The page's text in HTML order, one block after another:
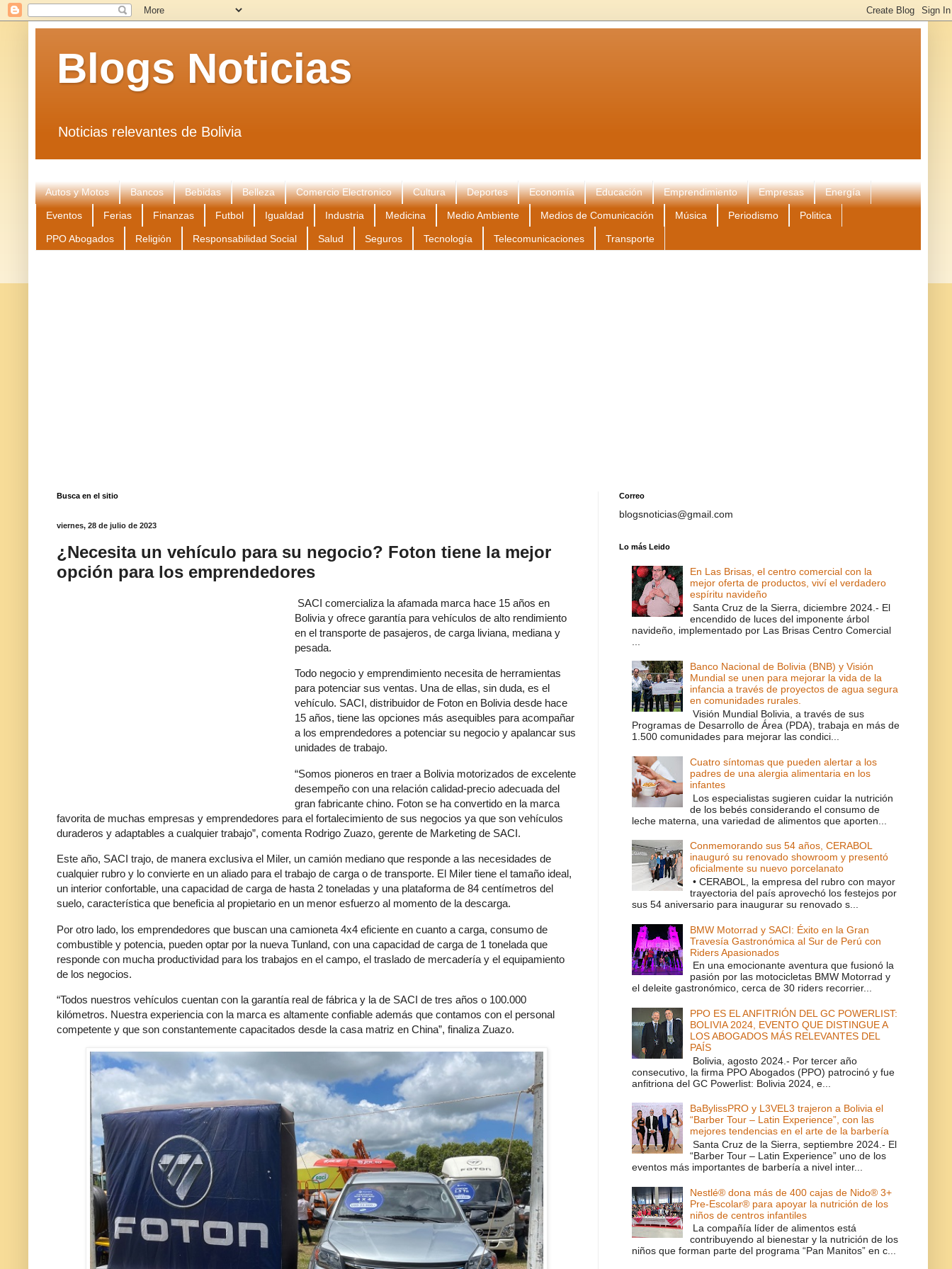
Blogs Noticias
Noticias relevantes de Bolivia
Autos y Motos Bancos Bebidas Belleza Comercio Electronico Cultura Deportes Economía Educación Emprendimiento Empresas Energía
Eventos Ferias Finanzas Futbol Igualdad Industria Medicina Medio Ambiente Medios de Comunicación Música Periodismo Politica
PPO Abogados Religión Responsabilidad Social Salud Seguros Tecnología Telecomunicaciones Transporte
Busca en el sitio
viernes, 28 de julio de 2023
¿Necesita un vehículo para su negocio? Foton tiene la mejor
opción para los emprendedores
SACI comercializa la afamada marca hace 15 años en
Bolivia y ofrece garantía para vehículos de alto rendimiento
en el transporte de pasajeros, de carga liviana, mediana y
pesada.
Todo negocio y emprendimiento necesita de herramientas
para potenciar sus ventas. Una de ellas, sin duda, es el
vehículo. SACI, distribuidor de Foton en Bolivia desde hace
15 años, tiene las opciones más asequibles para acompañar
a los emprendedores a potenciar su negocio y apalancar sus
unidades de trabajo.
“Somos pioneros en traer a Bolivia motorizados de excelente
desempeño con una relación calidad-precio adecuada del
gran fabricante chino. Foton se ha convertido en la marca
favorita de muchas empresas y emprendedores para el fortalecimiento de sus negocios ya que son vehículos
duraderos y adaptables a cualquier trabajo”, comenta Rodrigo Zuazo, gerente de Marketing de SACI.
Este año, SACI trajo, de manera exclusiva el Miler, un camión mediano que responde a las necesidades de
cualquier rubro y lo convierte en un aliado para el trabajo de carga o de transporte. El Miler tiene el tamaño ideal,
un interior confortable, una capacidad de carga de hasta 2 toneladas y una plataforma de 84 centímetros del
suelo, característica que beneficia al propietario en un menor esfuerzo al momento de la descarga.
Por otro lado, los emprendedores que buscan una camioneta 4x4 eficiente en cuanto a carga, consumo de
combustible y potencia, pueden optar por la nueva Tunland, con una capacidad de carga de 1 tonelada que
responde con mucha productividad para los trabajos en el campo, el traslado de mercadería y el equipamiento
de los negocios.
“Todos nuestros vehículos cuentan con la garantía real de fábrica y la de SACI de tres años o 100.000
kilómetros. Nuestra experiencia con la marca es altamente confiable además que contamos con el personal
competente y que son constantemente capacitados desde la casa matriz en China”, finaliza Zuazo.
Correo
blogsnoticias@gmail.com
Lo más Leido
En Las Brisas, el centro comercial con la
mejor oferta de productos, viví el verdadero
espíritu navideño
Santa Cruz de la Sierra, diciembre 2024.- El
encendido de luces del imponente árbol
navideño, implementado por Las Brisas Centro Comercial
Banco Nacional de Bolivia (BNB) y Visión
Mundial se unen para mejorar la vida de la
infancia a través de proyectos de agua segura
en comunidades rurales.
Visión Mundial Bolivia, a través de sus
Programas de Desarrollo de Área (PDA), trabaja en más de
1.500 comunidades para mejorar las condici...
Cuatro síntomas que pueden alertar a los
padres de una alergia alimentaria en los
infantes
Los especialistas sugieren cuidar la nutrición
de los bebés considerando el consumo de
leche materna, una variedad de alimentos que aporten...
Conmemorando sus 54 años, CERABOL
inauguró su renovado showroom y presentó
oficialmente su nuevo porcelanato
• CERABOL, la empresa del rubro con mayor
trayectoria del país aprovechó los festejos por
sus 54 aniversario para inaugurar su renovado s...
BMW Motorrad y SACI: Éxito en la Gran
Travesía Gastronómica al Sur de Perú con
Riders Apasionados
En una emocionante aventura que fusionó la
pasión por las motocicletas BMW Motorrad y
el deleite gastronómico, cerca de 30 riders recorrier...
PPO ES EL ANFITRIÓN DEL GC POWERLIST:
BOLIVIA 2024, EVENTO QUE DISTINGUE A
LOS ABOGADOS MÁS RELEVANTES DEL
PAÍS
Bolivia, agosto 2024.- Por tercer año
consecutivo, la firma PPO Abogados (PPO) patrocinó y fue
anfitriona del GC Powerlist: Bolivia 2024, e...
BaBylissPRO y L3VEL3 trajeron a Bolivia el
“Barber Tour – Latin Experience”, con las
mejores tendencias en el arte de la barbería
Santa Cruz de la Sierra, septiembre 2024.- El
“Barber Tour – Latin Experience” uno de los
eventos más importantes de barbería a nivel inter...
Nestlé® dona más de 400 cajas de Nido® 3+
Pre-Escolar® para apoyar la nutrición de los
niños de centros infantiles
La compañía líder de alimentos está
contribuyendo al bienestar y la nutrición de los
niños que forman parte del programa “Pan Manitos” en c...